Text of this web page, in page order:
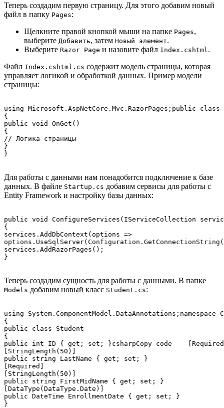
Теперь создадим первую страницу. Для этого добавим новый
файл в папку Pages:
Щелкните правой кнопкой мыши на папке Pages,
выберите Добавить, затем Новый элемент.
Выберите Razor Page и назовите файл Index.cshtml .
Файл Index.cshtml.cs содержит модель страницы, которая
управляет логикой и обработкой данных. Пример модели
страницы:
using Microsoft.AspNetCore.Mvc.RazorPages;public class
{
public void OnGet()
{
// Логика страницы
}
Для работы с данными нам понадобится подключение к базе
данных. В файле Startup.cs добавим сервисы для работы с
Entity Framework и настройку базы данных:
public void ConfigureServices(IServiceCollection
{
services.AddDbContext (options =>
services.AddRazorPages();
Теперь создадим сущность для работы с данными. В папке
Models добавим новый класс Student.cs:
using
{
public class Student
{
public int ID { get; set; }csharpCopy code
[StringLength(50)]
public string LastName { get; set; }
[Required]
[StringLength(50)]
public string FirstMidName { get; set; }
[DataType(DataType.Date)]
public DateTime EnrollmentDate { get; set; }
}